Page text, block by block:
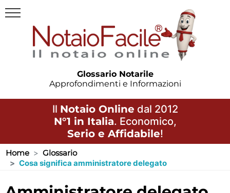
Glossario Notarile
Approfondimenti e Informazioni
Il Notaio Online dal 2012
N°1 in Italia. Economico,
Serio e Affidabile!
Home
Glossario
Cosa significa amministratore delegato